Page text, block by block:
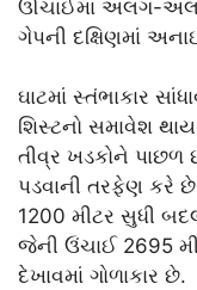
ઊંચાઈમાં અલગ-અલગ
ગેપની દક્ષિણમાં
ઘાટમાં સ્તંભાકાર
શિસ્ટનો સમાવેશ
તીવ્ર ખડકોને પાછળ
પડવાની તરફેણ કરે
1200 મીટર સુધી
જેની ઉંચાઈ 2695
દેખાવમાં ગોળાકાર છે.